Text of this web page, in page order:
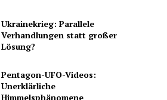
Ukrainekrieg: Parallele
Verhandlungen statt großer
Lösung?
Pentagon-UFO-Videos:
Unerklärliche
Himmelsphänomene